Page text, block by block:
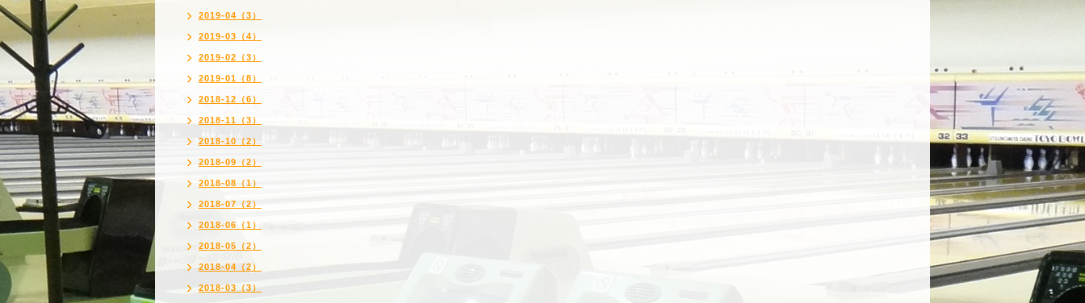
2019-04（3）
2019-03（4）
2019-02（3）
2019-01（8）
2018-12（6）
2018-11（3）
2018-10（2）
2018-09（2）
2018-08（1）
2018-07（2）
2018-06（1）
2018-05（2）
2018-04（2）
2018-03（3）